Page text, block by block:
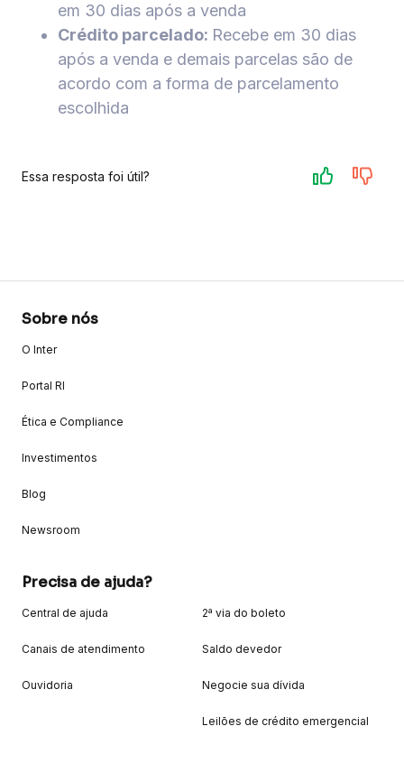
em 30 dias após a venda
Crédito parcelado: Recebe em 30 dias
após a venda e demais parcelas são de
acordo com a forma de parcelamento
escolhida
Essa resposta foi útil?
Sobre nós
O Inter
Portal RI
Ética e Compliance
Investimentos
Blog
Newsroom
Precisa de ajuda?
Central de ajuda
Canais de atendimento
Ouvidoria
2ª via do boleto
Saldo devedor
Negocie sua dívida
Leilões de crédito emergencial